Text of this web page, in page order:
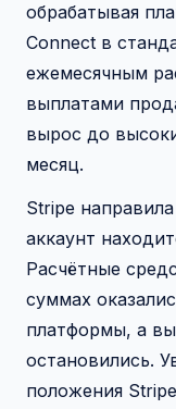
обрабатывая
Connect в
ежемесячным
выплатами
вырос до
месяц.
Stripe
аккаунт
Расчётные
суммах
платформы, а
остановились.
положения